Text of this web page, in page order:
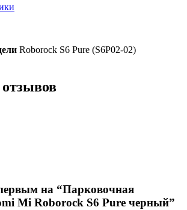
Roborock S6 Pure (S6P02-02)
на “Парковочная
Mi Roborock S6 Pure черный”